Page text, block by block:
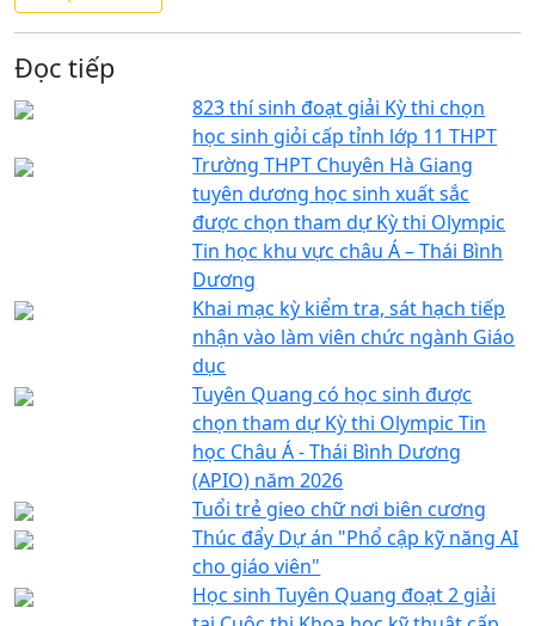
Đọc tiếp
823 thí sinh đoạt giải Kỳ thi chọn
học sinh giỏi cấp tỉnh lớp 11 THPT
Trường THPT Chuyên Hà Giang
tuyên dương học sinh xuất sắc
được chọn tham dự Kỳ thi Olympic
Tin học khu vực châu Á – Thái Bình
Dương
Khai mạc kỳ kiểm tra, sát hạch tiếp
nhận vào làm viên chức ngành Giáo
dục
Tuyên Quang có học sinh được
chọn tham dự Kỳ thi Olympic Tin
học Châu Á - Thái Bình Dương
(APIO) năm 2026
Tuổi trẻ gieo chữ nơi biên cương
Thúc đẩy Dự án "Phổ cập kỹ năng AI
cho giáo viên"
Học sinh Tuyên Quang đoạt 2 giải